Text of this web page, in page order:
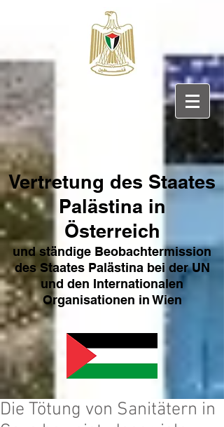
Vertretung des Staates
Palästina in
Österreich
und ständige Beobachtermission
des Staates Palästina bei der UN
und den Internationalen
Organisationen in Wien
Die Tötung von Sanitätern in